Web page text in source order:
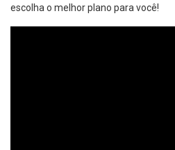
escolha o melhor plano para você!